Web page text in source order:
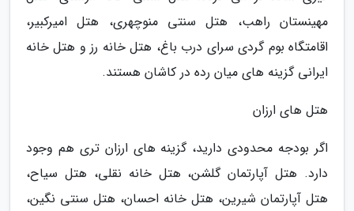
مهینستان راهب، هتل سنتی منوچهری، هتل امیرکبیر،
اقامتگاه بوم گردی سرای درب باغ، هتل خانه رز و هتل خانه
ایرانی گزینه های میان رده در کاشان هستند.
هتل های ارزان
اگر بودجه محدودی دارید، گزینه های ارزان تری هم وجود
دارد. هتل آپارتمان گلشن، هتل خانه نقلی، هتل سیاح،
هتل آپارتمان شیرین، هتل خانه احسان، هتل سنتی نگین،